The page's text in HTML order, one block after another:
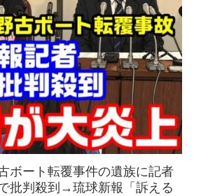
ボート転覆事件の遺族に記者
批判殺到→琉球新報「訴える